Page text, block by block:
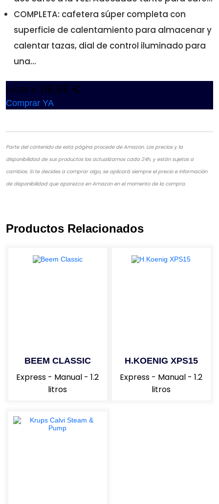
COMPLETA: cafetera súper completa con
superficie de calentamiento para almacenar y
calentar tazas, dial de control iluminado para
una...
149,99 € 118,99 €
Comprar YA
Parte del contenido de esta página procede de Amazon. Los precios y la
disponibilidad de sus productos los actualizamos cada 24h, y están sujetos a
cambios. Si te decides a comprar algo, se aplicará siempre el precio e información
de disponibilidad que aparezca en Amazon en el momento de la compra.
Productos Relacionados
BEEM CLASSIC
Express - Manual - 1.2
litros
H.KOENIG XPS15
Express - Manual - 1.2
litros